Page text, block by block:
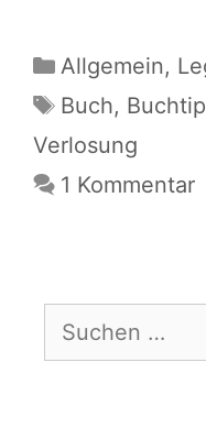
Kategorien
Allgemein,
Schlagwörter
Buch,
Verlosung
1 Kommentar
nach: